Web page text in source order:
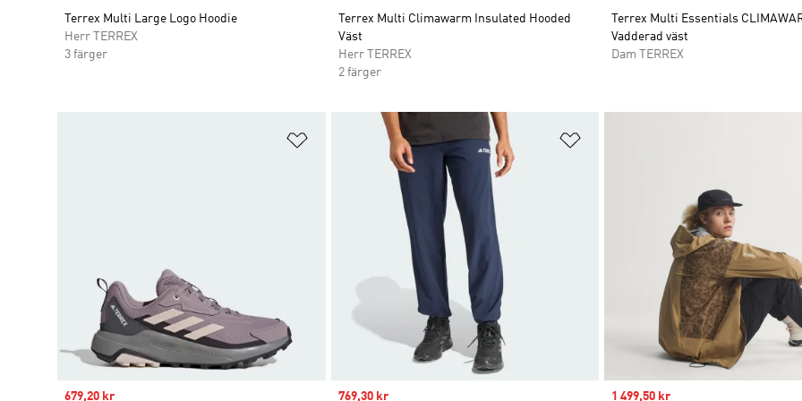
Terrex Multi Large Logo Hoodie
Herr TERREX
3 färger
Terrex Multi Climawarm Insulated Hooded
Väst
Herr TERREX
2 färger
Terrex Multi Essentials
Vadderad väst
Dam TERREX
Lägg till på önskelistan
Sale price
679,20 kr Sale price
769,30 kr Sale price
1 499,50 kr